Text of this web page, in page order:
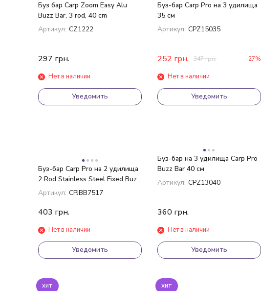
Буз бар Carp Zoom Easy Alu
Buzz Bar, 3 rod, 40 cm
Артикул: CZ1222
297 грн.
Нет в наличии
Уведомить
Буз-бар Carp Pro на 3 удилища
35 см
Артикул: CPZ15035
252 грн. 347грн. -27%
Нет в наличии
Уведомить
Буз-бар Carp Pro на 2 удилища
2 Rod Stainless Steel Fixed Buzz
Bar 8" 20см
Артикул: CPJBB7517
403 грн.
Нет в наличии
Уведомить
Буз-бар на 3 удилища Carp Pro
Buzz Bar 40 см
Артикул: CPZ13040
360 грн.
Нет в наличии
Уведомить
хит хит